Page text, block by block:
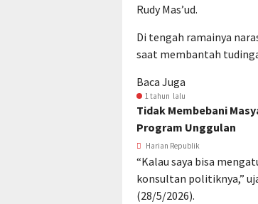
Rudy Mas’ud.
Di tengah ramainya
saat membantah
Baca Juga
1 tahun lalu
Tidak Membebani
Program Unggulan
Harian Republik
“Kalau saya bisa
konsultan politiknya,”
(28/5/2026).